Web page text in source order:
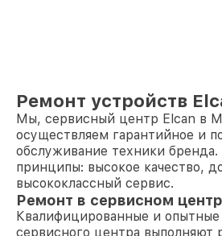
Ремонт устройств
Мы, сервисный центр Elcan в
осуществляем гарантийное и
обслуживание техники
принципы: высокое качество,
высококлассный сервис.
Ремонт в сервисном
Квалифицированные и
сервисного центра выполняют